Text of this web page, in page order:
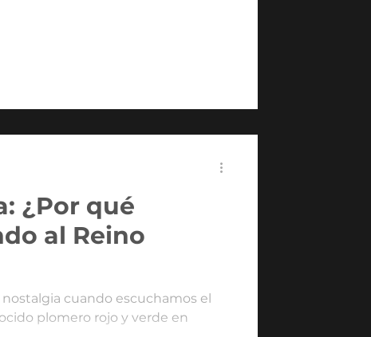
¿Por qué
al Reino
cuando escuchamos el
plomero rojo y verde en